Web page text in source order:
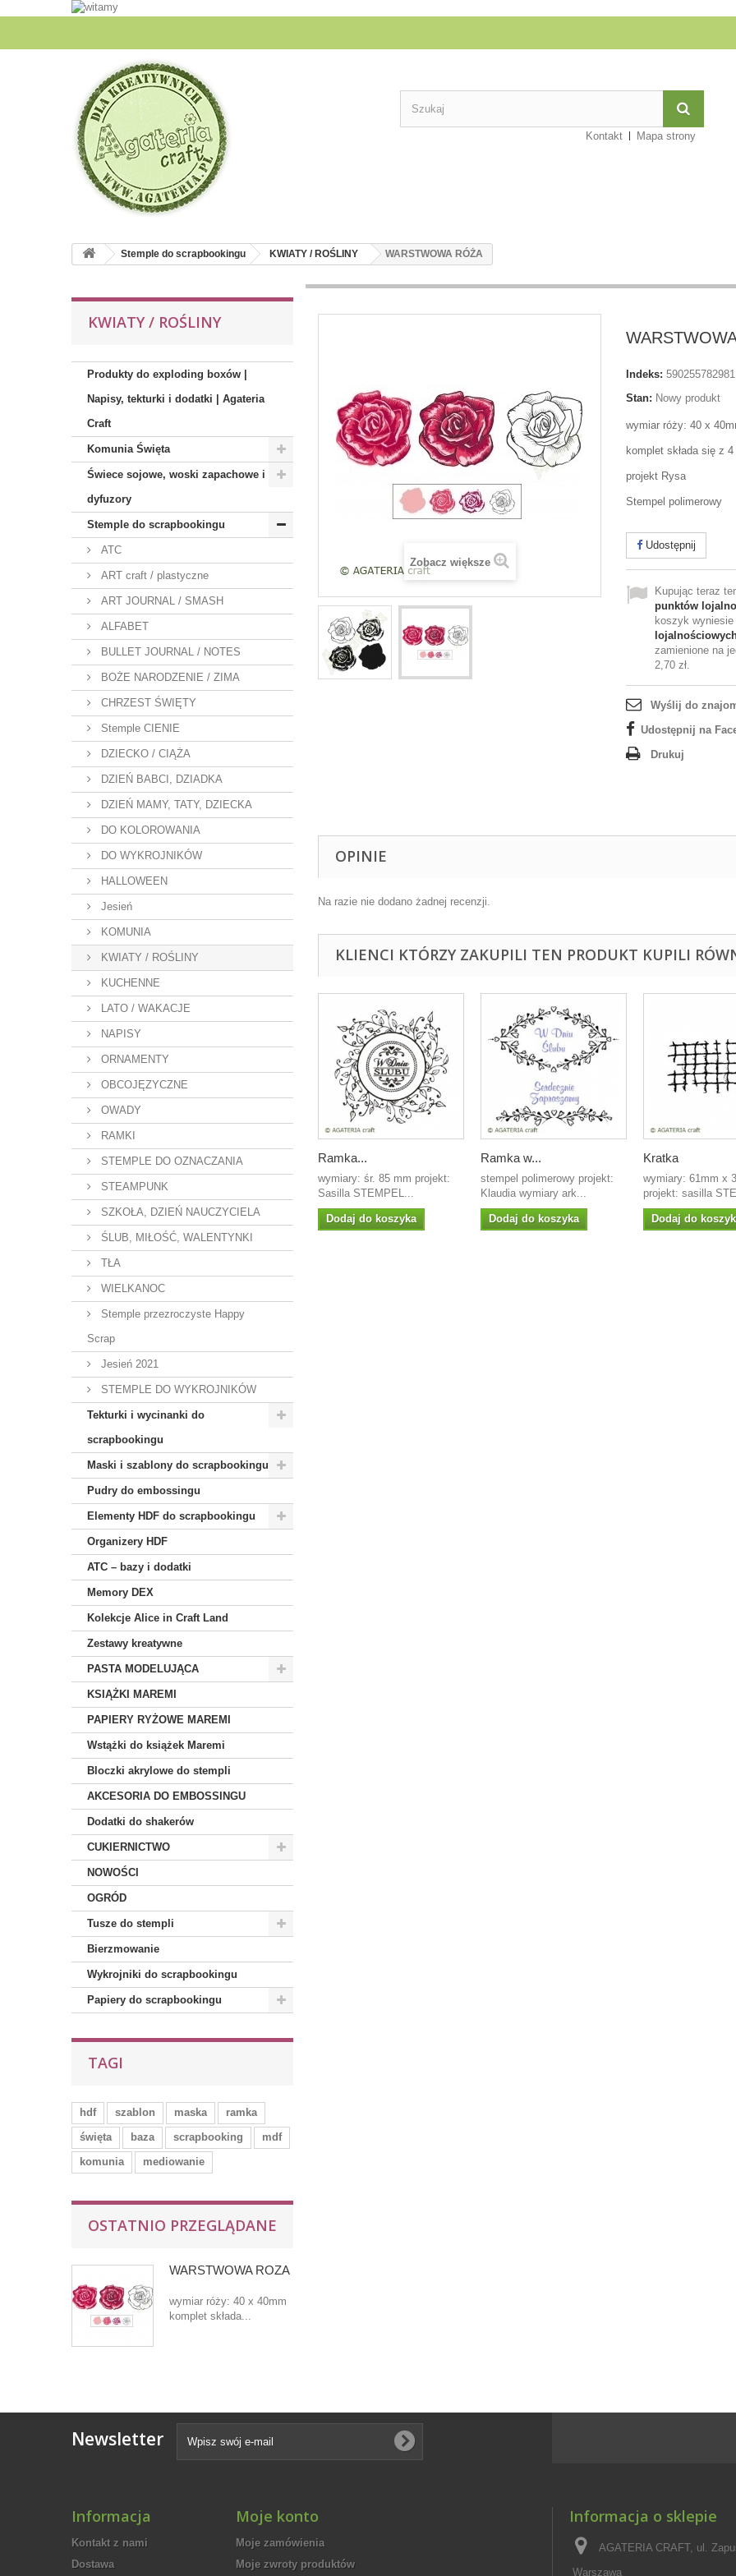
Kontakt Mapa strony
Stemple do scrapbookingu KWIATY / ROŚLINY WARSTWOWA RÓŻA
KWIATY / ROŚLINY
Produkty do exploding boxów |
Napisy, tekturki i dodatki | Agateria
Craft
Komunia Święta
Świece sojowe, woski zapachowe i
dyfuzory
Stemple do scrapbookingu
ATC
ART craft / plastyczne
ART JOURNAL / SMASH
ALFABET
BULLET JOURNAL / NOTES
BOŻE NARODZENIE / ZIMA
CHRZEST ŚWIĘTY
Stemple CIENIE
DZIECKO / CIĄŻA
DZIEŃ BABCI, DZIADKA
DZIEŃ MAMY, TATY, DZIECKA
DO KOLOROWANIA
DO WYKROJNIKÓW
HALLOWEEN
Jesień
KOMUNIA
KWIATY / ROŚLINY
KUCHENNE
LATO / WAKACJE
NAPISY
ORNAMENTY
OBCOJĘZYCZNE
OWADY
RAMKI
STEMPLE DO OZNACZANIA
STEAMPUNK
SZKOŁA, DZIEŃ NAUCZYCIELA
ŚLUB, MIŁOŚĆ, WALENTYNKI
TŁA
WIELKANOC
Stemple przezroczyste Happy
Scrap
Jesień 2021
STEMPLE DO WYKROJNIKÓW
Tekturki i wycinanki do
scrapbookingu
Maski i szablony do scrapbookingu
Pudry do embossingu
Elementy HDF do scrapbookingu
Organizery HDF
ATC – bazy i dodatki
Memory DEX
Kolekcje Alice in Craft Land
Zestawy kreatywne
PASTA MODELUJĄCA
KSIĄŻKI MAREMI
PAPIERY RYŻOWE MAREMI
Wstążki do książek Maremi
Bloczki akrylowe do stempli
AKCESORIA DO EMBOSSINGU
Dodatki do shakerów
CUKIERNICTWO
NOWOŚCI
OGRÓD
Tusze do stempli
Bierzmowanie
Wykrojniki do scrapbookingu
Papiery do scrapbookingu
TAGI
hdf szablon maska
ramka
święta
baza scrapbooking
mdf
komunia
mediowanie
OSTATNIO PRZEGLĄDANE
WARSTWOWA RÓŻA
wymiar róży: 40 x 40mm
komplet składa...
Zobacz większe
Indeks:
Stan: Nowy produkt
wymiar róży: 40 x
komplet składa się z
projekt Rysa
Stempel polimerowy
Udostępnij
Kupując teraz
punktów
koszyk wyniesie
zamienione na
2,70 zł.
Wyślij do
Udostępnij na
Drukuj
OPINIE
Na razie nie dodano żadnej recenzji.
KLIENCI KTÓRZY ZAKUPILI TEN PRODUKT KUPILI
Ramka...
wymiary: śr. 85 mm projekt:
Sasilla STEMPEL...
Dodaj do koszyka
Ramka w...
stempel polimerowy projekt:
Klaudia wymiary ark...
Dodaj do koszyka
Kratka
wymiary: 61mm x
projekt: sasilla
Dodaj do
Newsletter
Informacja
Kontakt z nami
Dostawa
Moje konto
Moje zamówienia
Moje zwroty produktów
Informacja o sklepie
AGATERIA CRAFT, ul.
Warszawa